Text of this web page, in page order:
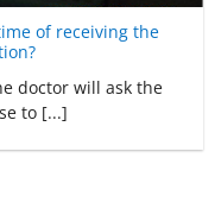
of receiving the
doctor will ask the
to [...]